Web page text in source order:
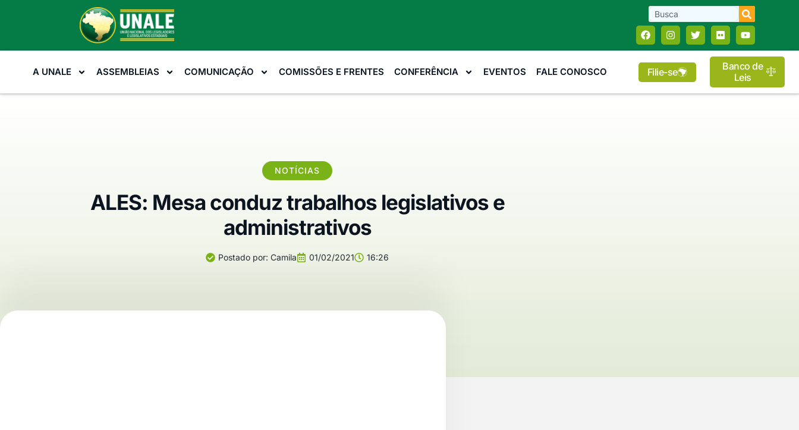
A UNALE ASSEMBLEIAS COMUNICAÇÃO COMISSÕES E FRENTES CONFERÊNCIA EVENTOS FALE CONOSCO Filie-se
Banco de
Leis
NOTÍCIAS
ALES: Mesa conduz trabalhos legislativos e
administrativos
Postado por: Camila 01/02/2021 16:26